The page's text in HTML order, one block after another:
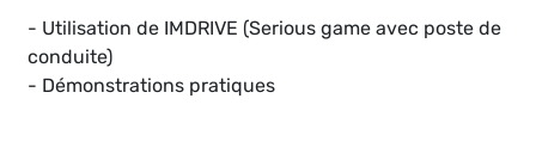
- Utilisation de IMDRIVE (Serious game avec poste de
conduite)
- Démonstrations pratiques